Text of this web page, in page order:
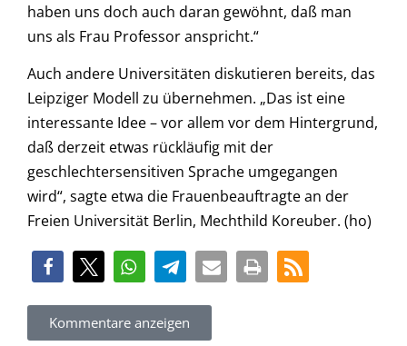
haben uns doch auch daran gewöhnt, daß man
uns als Frau Professor anspricht.“
Auch andere Universitäten diskutieren bereits, das
Leipziger Modell zu übernehmen. „Das ist eine
interessante Idee – vor allem vor dem Hintergrund,
daß derzeit etwas rückläufig mit der
geschlechtersensitiven Sprache umgegangen
wird“, sagte etwa die Frauenbeauftragte an der
Freien Universität Berlin, Mechthild Koreuber. (ho)
Kommentare anzeigen